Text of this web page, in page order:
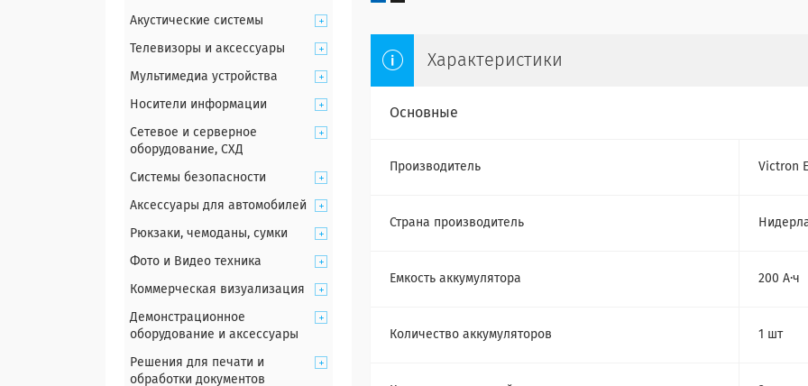
Характеристики
Основные
Производитель Victron
Страна производитель
Емкость аккумулятора 200 А·ч
Количество аккумуляторов 1 шт
Акустические системы
Телевизоры и аксессуары
Мультимедиа устройства
Носители информации
Сетевое и серверное
оборудование, СХД
Системы безопасности
Аксессуары для автомобилей
Рюкзаки, чемоданы, сумки
Фото и Видео техника
Коммерческая визуализация
Демонстрационное
оборудование и аксессуары
Решения для печати и
обработки документов